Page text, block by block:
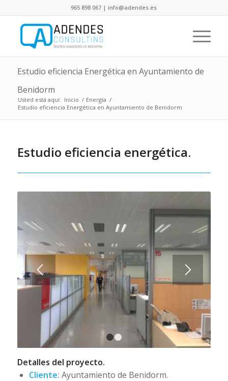
965 898 067 | info@adendes.es
Estudio eficiencia Energética en Ayuntamiento de
Benidorm
Usted está aquí: Inicio / Energía /
Estudio eficiencia Energética en Ayuntamiento de Benidorm
Estudio eficiencia energética.
2
Detalles del proyecto.
Cliente: Ayuntamiento de Benidorm.